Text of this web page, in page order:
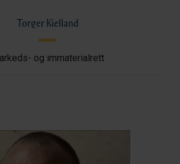
Torger Kielland
og immaterialrett